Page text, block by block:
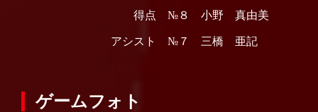
得点 №８ 小野 真由美
アシスト №７ 三橋 亜記
ゲームフォト